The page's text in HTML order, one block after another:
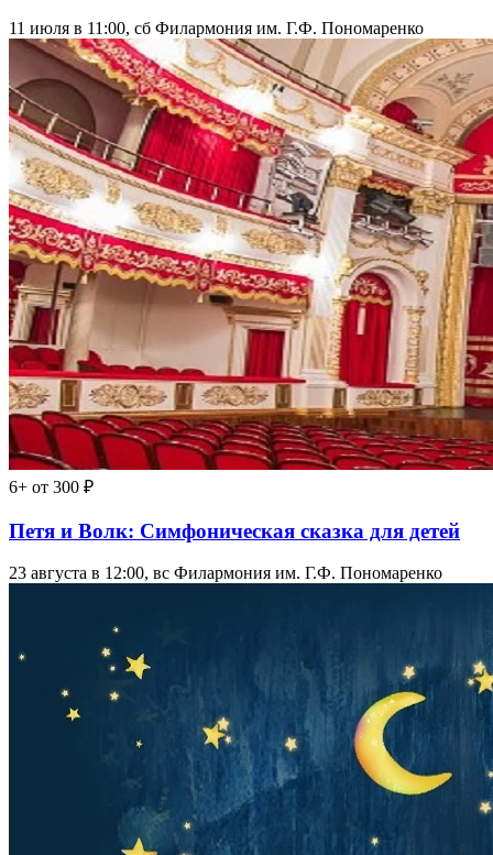
11 июля в 11:00, сб Филармония им. Г.Ф. Пономаренко
6+ от 300 ₽
Петя и Волк: Симфоническая сказка для детей
23 августа в 12:00, вс Филармония им. Г.Ф. Пономаренко